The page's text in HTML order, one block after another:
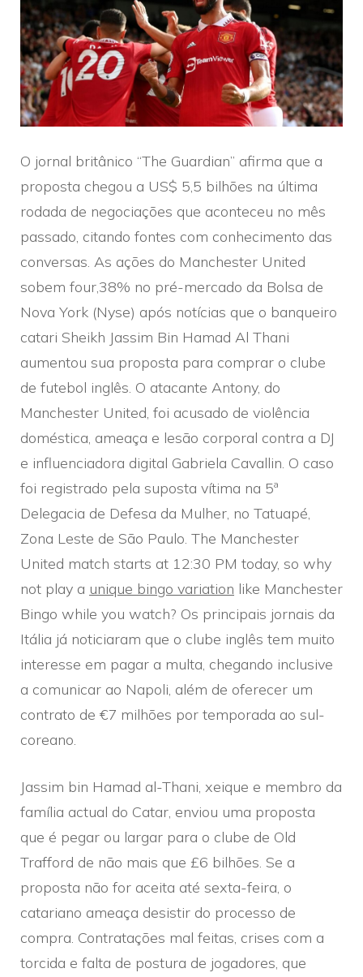
O jornal britânico “The Guardian” afirma que a
proposta chegou a US$ 5,5 bilhões na última
rodada de negociações que aconteceu no mês
passado, citando fontes com conhecimento das
conversas. As ações do Manchester United
sobem four,38% no pré-mercado da Bolsa de
Nova York (Nyse) após notícias que o banqueiro
catari Sheikh Jassim Bin Hamad Al Thani
aumentou sua proposta para comprar o clube
de futebol inglês. O atacante Antony, do
Manchester United, foi acusado de violência
doméstica, ameaça e lesão corporal contra a DJ
e influenciadora digital Gabriela Cavallin. O caso
foi registrado pela suposta vítima na 5ª
Delegacia de Defesa da Mulher, no Tatuapé,
Zona Leste de São Paulo. The Manchester
United match starts at 12:30 PM today, so why
not play a unique bingo variation like Manchester
Bingo while you watch? Os principais jornais da
Itália já noticiaram que o clube inglês tem muito
interesse em pagar a multa, chegando inclusive
a comunicar ao Napoli, além de oferecer um
contrato de €7 milhões por temporada ao sul-
coreano.
Jassim bin Hamad al-Thani, xeique e membro da
família actual do Catar, enviou uma proposta
que é pegar ou largar para o clube de Old
Trafford de não mais que £6 bilhões. Se a
proposta não for aceita até sexta-feira, o
catariano ameaça desistir do processo de
compra. Contratações mal feitas, crises com a
torcida e falta de postura de jogadores, que